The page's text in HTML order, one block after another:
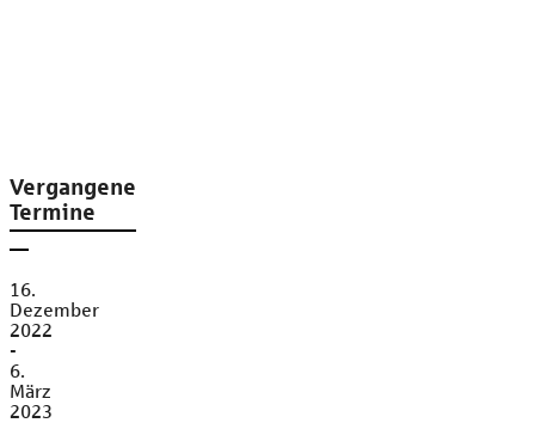
Vergangene
Termine
16.
Dezember
2022
-
6.
März
2023